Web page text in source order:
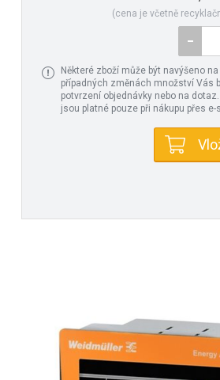
(cena je včetně
Některé zboží může být navýšeno
případných změnách množství Vás
potvrzení objednávky nebo na
jsou platné pouze při nákupu přes e-